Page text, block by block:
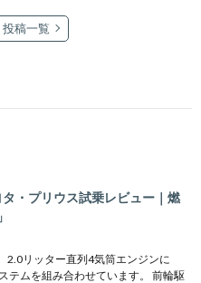
投稿一覧
・プリウス試乗レビュー｜燃
2.0リッター直列4気筒エンジンに
テムを組み合わせています。 前輪駆